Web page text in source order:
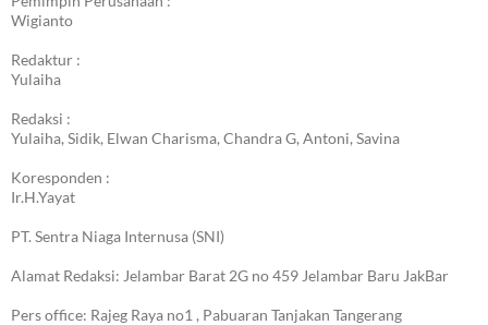
Wigianto
Redaktur :
Yulaiha
Redaksi :
Yulaiha, Sidik, Elwan Charisma, Chandra G, Antoni, Savina
Koresponden :
Ir.H.Yayat
PT. Sentra Niaga Internusa (SNI)
Alamat Redaksi: Jelambar Barat 2G no 459 Jelambar Baru JakBar
Pers office: Rajeg Raya no1 , Pabuaran Tanjakan Tangerang